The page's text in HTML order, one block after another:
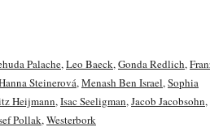
Palache,Leo Baeck,Gonda Redlich,
Steinerová,Menash Ben Israel,Sophia
Heijmann,Isac Seeligman,Jacob Jacobsohn,
Pollak,Westerbork